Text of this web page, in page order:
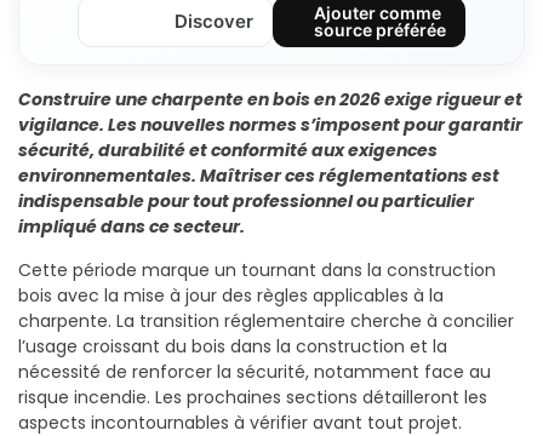
Discover
Ajouter comme
source préférée
Construire une charpente en bois en 2026 exige rigueur et
vigilance. Les nouvelles normes s’imposent pour garantir
sécurité, durabilité et conformité aux exigences
environnementales. Maîtriser ces réglementations est
indispensable pour tout professionnel ou particulier
impliqué dans ce secteur.
Cette période marque un tournant dans la construction
bois avec la mise à jour des règles applicables à la
charpente. La transition réglementaire cherche à concilier
l’usage croissant du bois dans la construction et la
nécessité de renforcer la sécurité, notamment face au
risque incendie. Les prochaines sections détailleront les
aspects incontournables à vérifier avant tout projet.